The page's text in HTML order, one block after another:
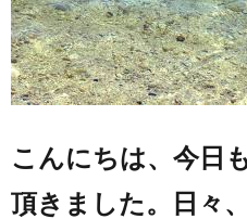
こんにちは、今日
頂きました。日々